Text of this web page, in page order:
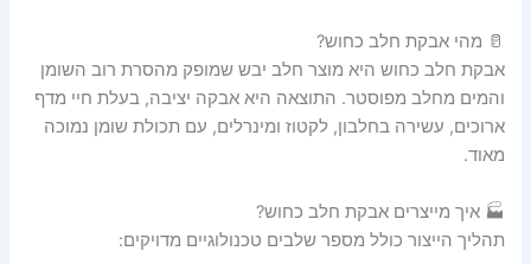
🥛 מהי אבקת חלב כחוש?
אבקת חלב כחוש היא מוצר חלב יבש שמופק מהסרת רוב השומן
והמים מחלב מפוסטר. התוצאה היא אבקה יציבה, בעלת חיי מדף
ארוכים, עשירה בחלבון, לקטוז ומינרלים, עם תכולת שומן נמוכה
מאוד.
🏭 איך מייצרים אבקת חלב כחוש?
תהליך הייצור כולל מספר שלבים טכנולוגיים מדויקים: